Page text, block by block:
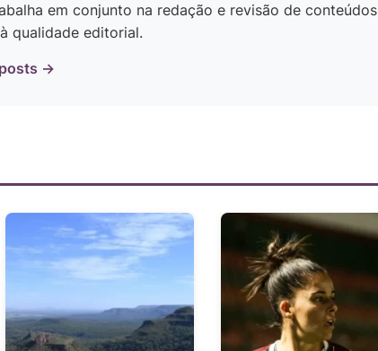
em conjunto na redação e revisão de conteúdos
qualidade editorial.
→